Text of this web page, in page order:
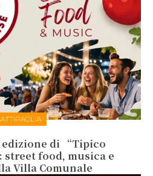
edizione di “Tipico
food, musica e
Villa Comunale